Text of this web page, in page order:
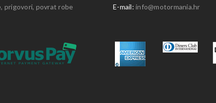
prigovori, povrat robe
E-mail: info@motormania.hr